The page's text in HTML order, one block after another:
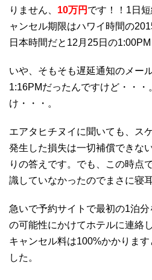
りません、 10万円 です！！1日
ャンセル期限はハワイ時間の
日本時間だと12月25日の1:00PM
いや、そもそも遅延通知のメー
1:16PMだったんですけど・・・
け・・・。
エアタヒチヌイに聞いても、ス
発生した損失は一切補償できな
りの答えです。でも、この時点
識していなかったのでまさに寝
急いで予約サイトで最初の1泊
の可能性にかけてホテルに連絡
キャンセル料は100%かかりま
した。